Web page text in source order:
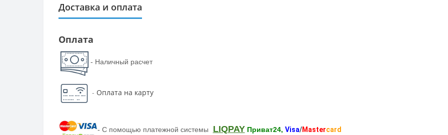
Доставка и оплата
Оплата
- Наличный расчет
- Оплата на карту
- С помощью платежной системы LIQPAY Приват24, Visa/Mastercard